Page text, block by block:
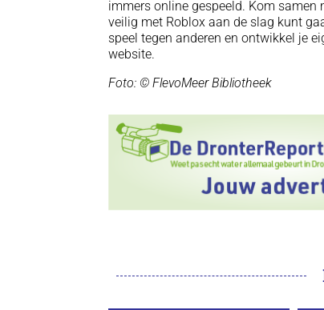
immers online gespeeld. Kom samen
veilig met Roblox aan de slag kunt
speel tegen anderen en ontwikkel je
website.
Foto: © FlevoMeer Bibliotheek